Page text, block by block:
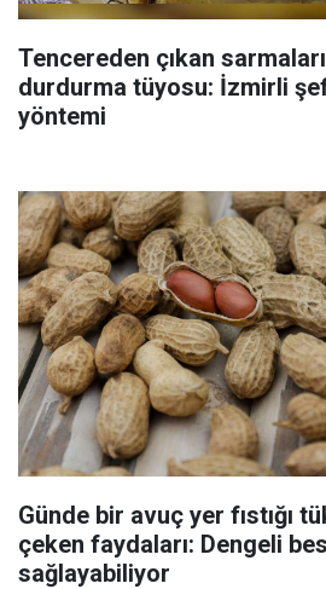
Tencereden çıkan
durdurma tüyosu: İzmirli
yöntemi
Günde bir avuç yer fıstığı
çeken faydaları: Dengeli
sağlayabiliyor